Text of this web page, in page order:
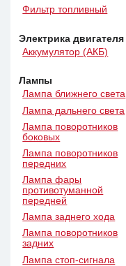
Фильтр топливный
Электрика двигателя
Аккумулятор (АКБ)
Лампы
Лампа ближнего света
Лампа дальнего света
Лампа поворотников
боковых
Лампа поворотников
передних
Лампа фары
противотуманной
передней
Лампа заднего хода
Лампа поворотников
задних
Лампа стоп-сигнала